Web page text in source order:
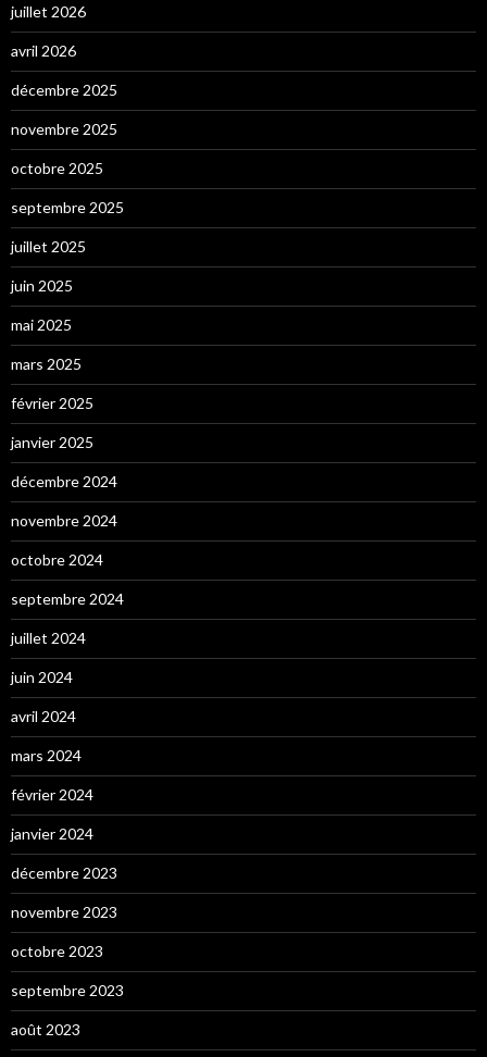
juillet 2026
avril 2026
décembre 2025
novembre 2025
octobre 2025
septembre 2025
juillet 2025
juin 2025
mai 2025
mars 2025
février 2025
janvier 2025
décembre 2024
novembre 2024
octobre 2024
septembre 2024
juillet 2024
juin 2024
avril 2024
mars 2024
février 2024
janvier 2024
décembre 2023
novembre 2023
octobre 2023
septembre 2023
août 2023